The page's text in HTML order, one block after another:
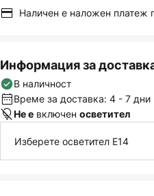
Наличен е наложен платеж
Информация за
В наличност
Време за доставка: 4 - 7 дни
Не е включеносветител
Изберете осветител E14